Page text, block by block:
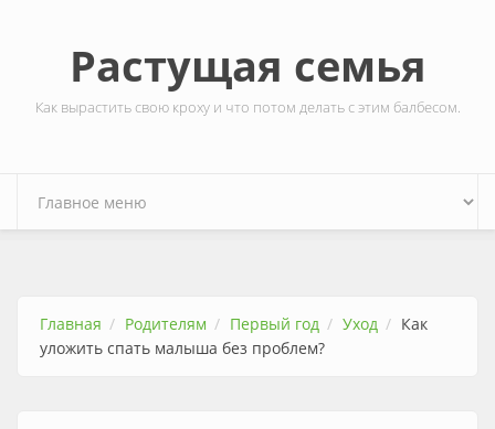
Растущая семья
Как вырастить свою кроху и что потом делать с этим балбесом.
Главная Родителям Первый год Уход
Как
уложить спать малыша без проблем?